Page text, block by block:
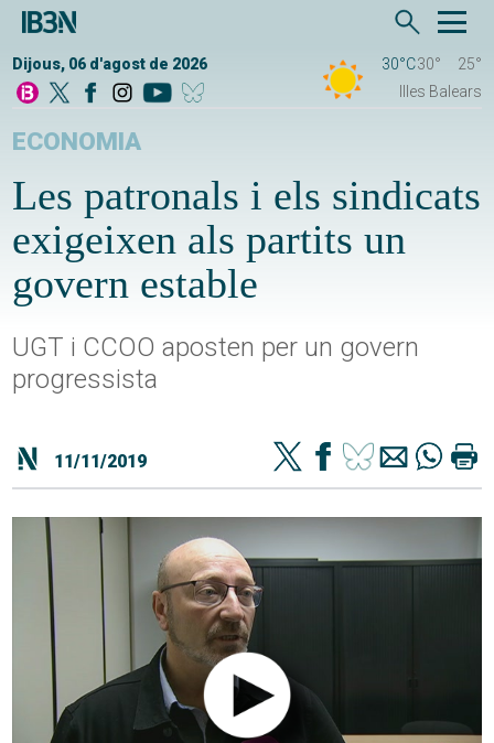
Dijous, 06 d'agost de 2026 30°C30°
25°
Illes Balears
ECONOMIA
Les patronals i els sindicats
exigeixen als partits un
govern estable
UGT i CCOO aposten per un govern
progressista
11/11/2019